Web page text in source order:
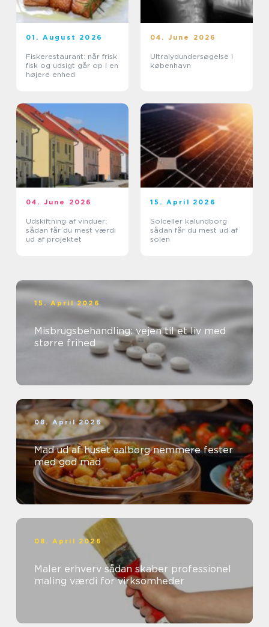
01. August 2026
Fiskerestaurant: når frisk
fisk og udsigt går op i en
højere enhed
04. June 2026
Ultralydundersøgelse i
københavn
04. June 2026
Udskiftning af vinduer:
sådan får du mest værdi
ud af projektet
15. April 2026
Solceller kalundborg
sådan får du mest ud af
solen
15. April 2026
Misbrugsbehandling: vejen til et liv med
større frihed
08. April 2026
Mad ud af huset aalborg nemmere fester
med god mad
08. April 2026
Maler erhverv sådan skaber professionel
maling værdi for virksomheder